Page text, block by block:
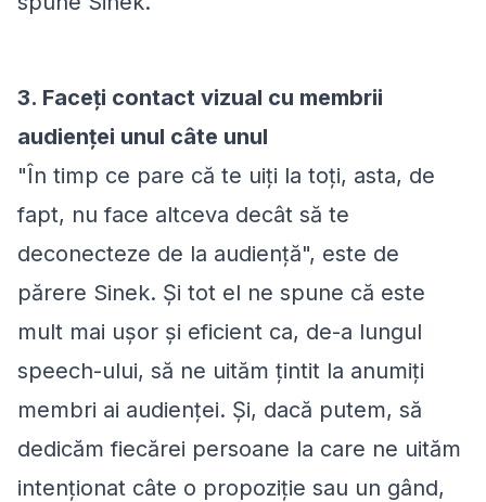
3. Faceți contact vizual cu membrii
audienței unul câte unul
"În timp ce pare că te uiți la toți, asta, de
fapt, nu face altceva decât să te
deconecteze de la audiență", este de
părere Sinek. Și tot el ne spune că este
mult mai ușor și eficient ca, de-a lungul
speech-ului, să ne uităm țintit la anumiți
membri ai audienței. Și, dacă putem, să
dedicăm fiecărei persoane la care ne uităm
intenționat câte o propoziție sau un gând,